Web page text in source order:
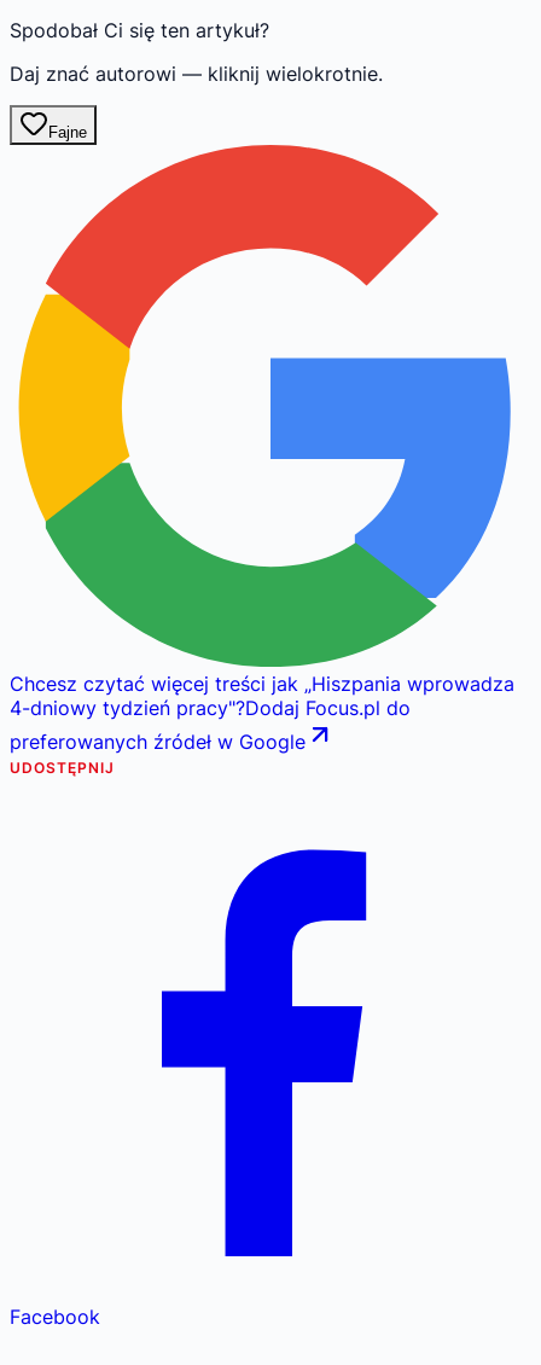
Spodobał Ci się ten artykuł?
Daj znać autorowi — kliknij wielokrotnie.
Fajne
Chcesz czytać więcej treści jak „Hiszpania wprowadza
4-dniowy tydzień pracy"?Dodaj Focus.pl do
preferowanych źródeł w Google
UDOSTĘPNIJ
Facebook